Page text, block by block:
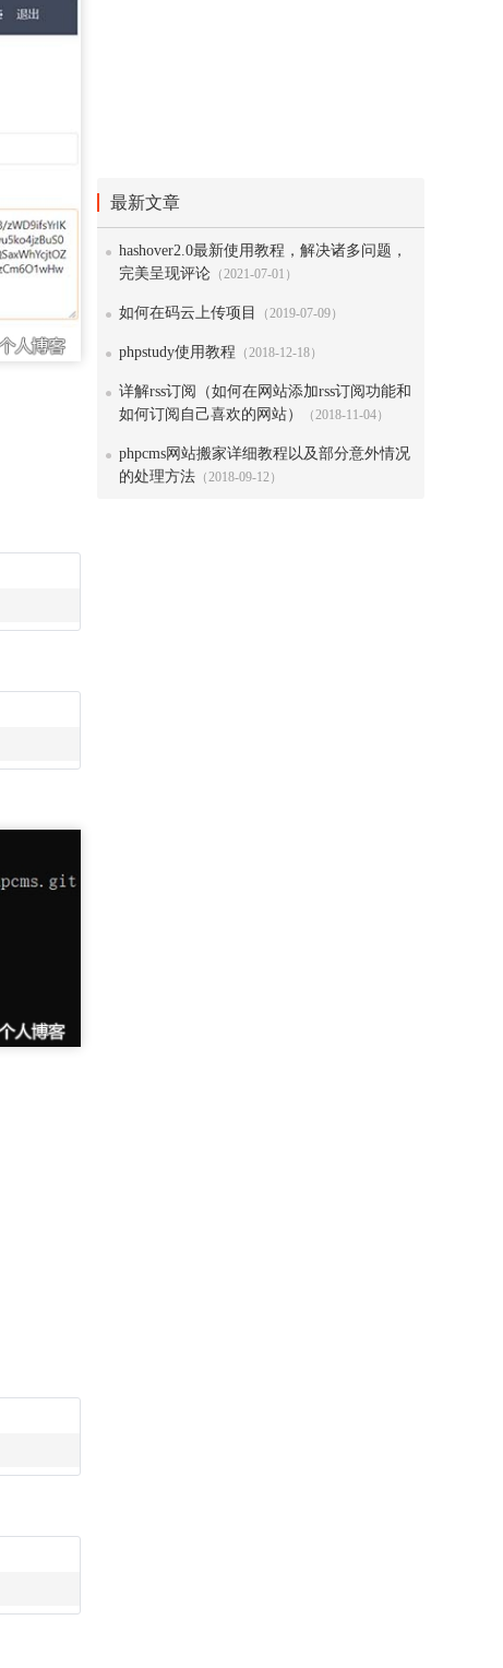
最新文章
hashover2.0最新使用教程，解决诸多问题，
完美呈现评论 （2021-07-01）
如何在码云上传项目 （2019-07-09）
phpstudy使用教程 （2018-12-18）
详解rss订阅（如何在网站添加rss订阅功能和
如何订阅自己喜欢的网站）
（2018-11-04）
phpcms网站搬家详细教程以及部分意外情况
的处理方法 （2018-09-12）